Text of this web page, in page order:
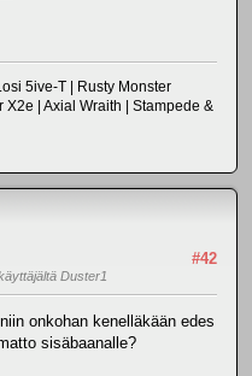
5ive-T | Rusty Monster
| Axial Wraith | Stampede &
#42
Duster1
onkohan kenelläkään edes
sisäbaanalle?